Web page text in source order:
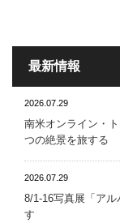
最新情報
2026.07.29
南米オンライン・
つの絶景を旅する
2026.07.29
8/1-16写真展「ア
す